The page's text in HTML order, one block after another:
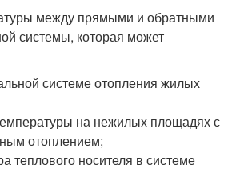
между прямыми и обратными
системы, которая может
системе отопления жилых
на нежилых площадях с
отоплением;
теплового носителя в системе